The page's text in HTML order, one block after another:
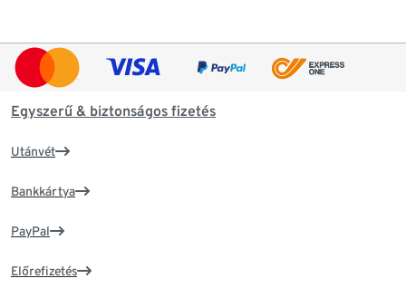
Egyszerű & biztonságos fizetés
Utánvét
Bankkártya
PayPal
Előrefizetés